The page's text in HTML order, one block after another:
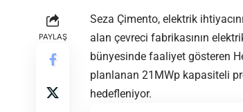
PAYLAŞ
Seza Çimento, elektrik
alan çevreci fabrikasının
bünyesinde faaliyet gösteren
planlanan 21MWp kapasiteli
hedefleniyor.